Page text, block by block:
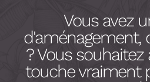
Vous avez
d'aménagement,
? Vous
touche vraiment